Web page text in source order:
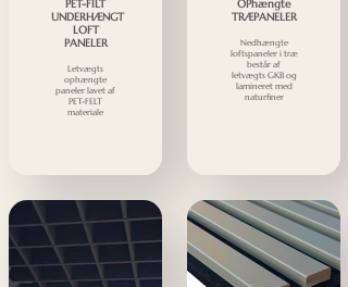
PET-FILT
UNDERHÆNGT
LOFT
PANELER
Letvægts
ophængte
paneler lavet af
PET-FELT
materiale
OPhængte
TRÆPANELER
Nedhængte
loftspaneler i træ
består af
letvægts GKB og
lamineret med
naturfiner